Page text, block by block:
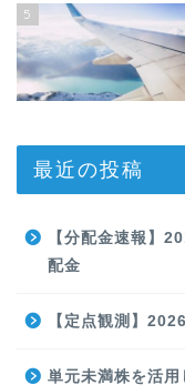
5
最近の投稿
【分配金速報】
配金
【定点観測】
単元未満株を活用